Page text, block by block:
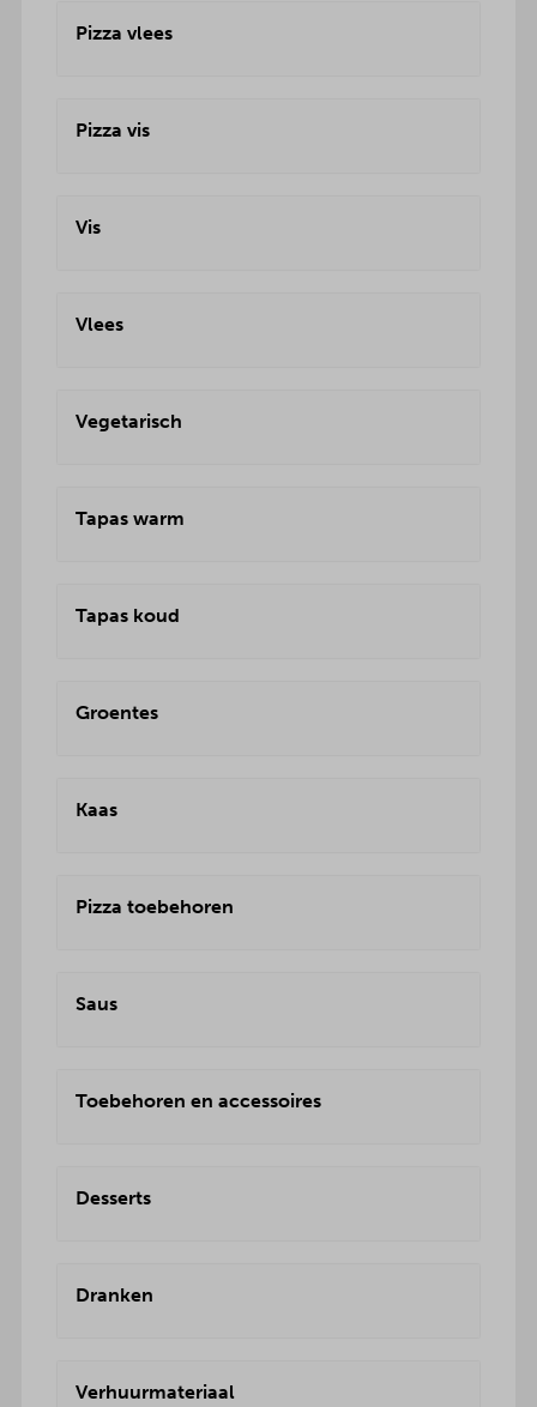
Pizza vlees
Pizza vis
Vis
Vlees
Vegetarisch
Tapas warm
Tapas koud
Groentes
Kaas
Pizza toebehoren
Saus
Toebehoren en accessoires
Desserts
Dranken
Verhuurmateriaal